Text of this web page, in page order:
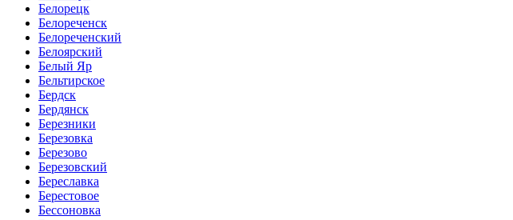
Белорецк
Белореченск
Белореченский
Белоярский
Белый Яр
Бельтирское
Бердск
Бердянск
Березники
Березовка
Березово
Березовский
Береславка
Берестовое
Бессоновка